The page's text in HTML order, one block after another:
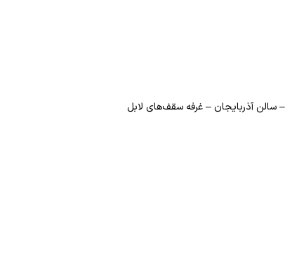
سالن آذربایجان – غرفه سقف‌های لابل